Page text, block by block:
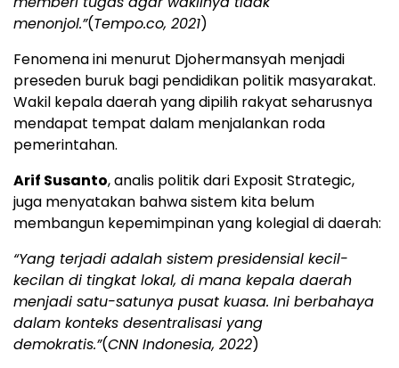
menonjol.”(Tempo.co, 2021)
Fenomena ini menurut Djohermansyah menjadi
preseden buruk bagi pendidikan politik masyarakat.
Wakil kepala daerah yang dipilih rakyat seharusnya
mendapat tempat dalam menjalankan roda
pemerintahan.
Arif Susanto, analis politik dari Exposit Strategic,
juga menyatakan bahwa sistem kita belum
membangun kepemimpinan yang kolegial di daerah:
“Yang terjadi adalah sistem presidensial kecil-
kecilan di tingkat lokal, di mana kepala daerah
menjadi satu-satunya pusat kuasa. Ini berbahaya
dalam konteks desentralisasi yang
demokratis.”(CNN Indonesia, 2022)